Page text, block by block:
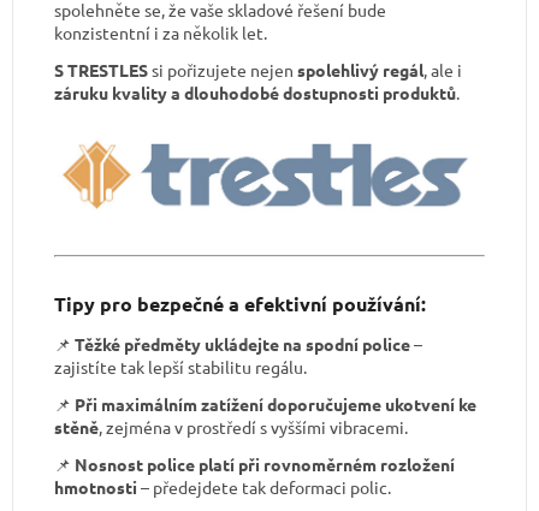
spolehněte se, že vaše skladové řešení bude
konzistentní i za několik let.
S TRESTLESsi pořizujete nejen spolehlivý regál, ale i
záruku kvality a dlouhodobé dostupnosti produktů.
Tipy pro bezpečné a efektivní používání:
📌 Těžké předměty ukládejte na spodní police–
zajistíte tak lepší stabilitu regálu.
📌 Při maximálním zatížení doporučujeme ukotvení ke
stěně, zejména v prostředí s vyššími vibracemi.
📌 Nosnost police platí při rovnoměrném rozložení
hmotnosti – předejdete tak deformaci polic.